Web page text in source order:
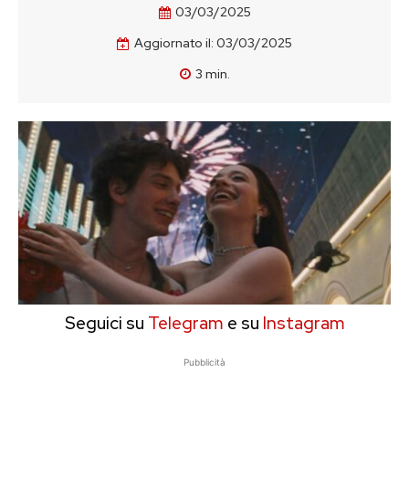
03/03/2025
Aggiornato il: 03/03/2025
3 min.
Seguici su Telegram e su Instagram
Pubblicità